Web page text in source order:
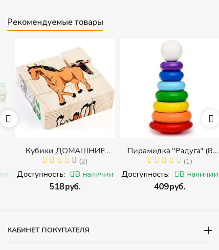
Рекомендуемые товары
Кубики ДОМАШНИЕ
ЖИВОТНЫЕ (Томик)
(Набор кубиков
разрезных (складных))
(2)
Доступность: В наличии
‍518‍руб.
Пирамидка "Радуга" (8
деталей) (Пирамидка
среднего размера)
(1)
Доступность: В наличии
‍409‍руб.
КАБИНЕТ ПОКУПАТЕЛЯ